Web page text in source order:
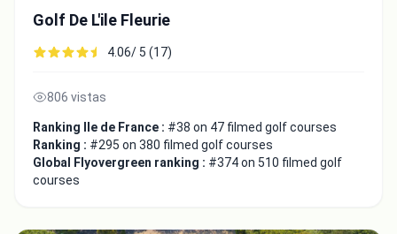
Golf De L'ile Fleurie
4.06/ 5 (17)
806 vistas
Ranking Ile de France : #38 on 47 filmed golf courses
Ranking : #295 on 380 filmed golf courses
Global Flyovergreen ranking : #374 on 510 filmed golf
courses
Close